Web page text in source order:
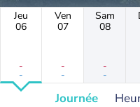
Jeu
06
-
-
Ven
07
-
-
Sam
08
-
-
Journée